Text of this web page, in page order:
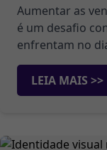
Aumentar as
é um desafio
enfrentam no
LEIA MAIS >>